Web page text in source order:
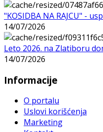
"KOSIDBA NA RAJCU" -
14/07/2026
Leto 2026. na Zlatiboru
14/07/2026
Informacije
O portalu
Uslovi korišćenja
Marketing